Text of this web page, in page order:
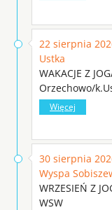
22 sierpnia
Ustka
WAKACJE Z
Orzechowo/
Więcej
30 sierpnia
Wyspa
WRZESIEŃ Z
WSW